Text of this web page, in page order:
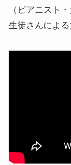
（ピアニスト
生徒さんによる